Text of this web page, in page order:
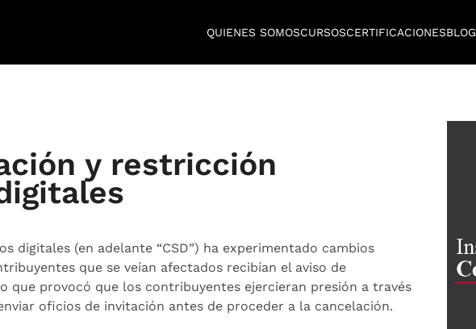
QUIENES SOMOSCURSOSCERTIFICACIONES⁠BLOG
y restricción
digitales (en adelante “CSD”) ha experimentado cambios
que se veían afectados recibían el aviso de
que provocó que los contribuyentes ejercieran presión a través
oficios de invitación antes de proceder a la cancelación.